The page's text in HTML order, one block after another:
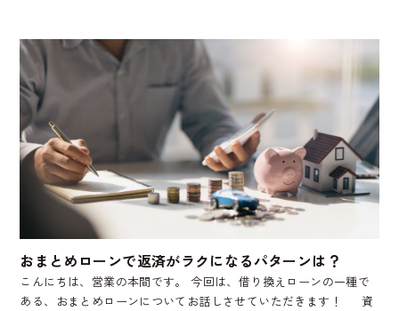
おまとめローンで返済がラクになるパターンは？
こんにちは、営業の本間です。 今回は、借り換えローンの一種で
ある、おまとめローンについてお話しさせていただきます！ 資